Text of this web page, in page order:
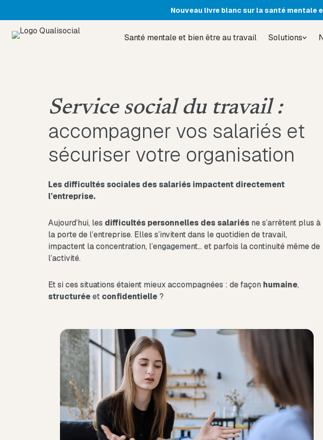
Nouveau livre blanc sur la santé mentale
Santé mentale et bien être au travail Solutions
Service social du travail :
accompagner vos salariés et
sécuriser votre organisation
Les difficultés sociales des salariés impactent directement
l’entreprise.
Aujourd’hui, les difficultés personnelles des salariés ne s’arrêtent plus à
la porte de l’entreprise. Elles s’invitent dans le quotidien de travail,
impactent la concentration, l’engagement… et parfois la continuité même de
l’activité.
Et si ces situations étaient mieux accompagnées : de façon humaine,
structuréeet confidentielle ?